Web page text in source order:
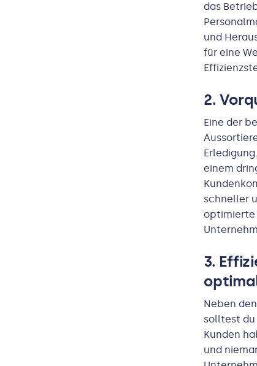
das
und
für eine
2.
Eine der
einem
schneller
optimierte
3.
Neben
solltest du
Kunden
und